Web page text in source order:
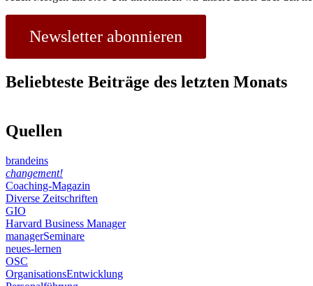
Newsletter abonnieren
Beliebteste Beiträge des letzten Monats
Quellen
brandeins
changement!
Coaching-Magazin
Diverse Zeitschriften
GIO
Harvard Business Manager
managerSeminare
neues-lernen
OSC
OrganisationsEntwicklung